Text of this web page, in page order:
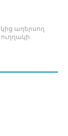
աղերսող
ուղղակի